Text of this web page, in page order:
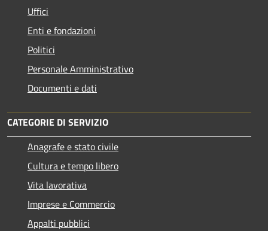
Uffici
Enti e fondazioni
Politici
Personale Amministrativo
Documenti e dati
CATEGORIE DI SERVIZIO
Anagrafe e stato civile
Cultura e tempo libero
Vita lavorativa
Imprese e Commercio
Appalti pubblici